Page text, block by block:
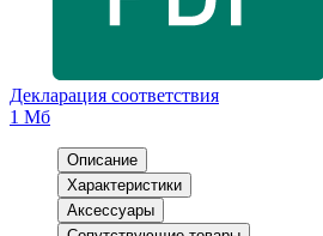
Декларация соответствия
1 Мб
Описание
Характеристики
Аксессуары